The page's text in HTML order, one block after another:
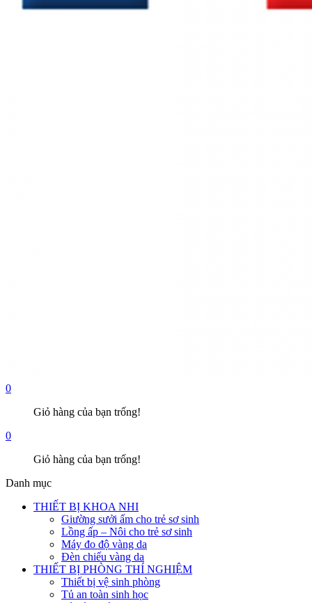
0
Giỏ hàng của bạn trống!
0
Giỏ hàng của bạn trống!
Danh mục
THIẾT BỊ KHOA NHI
Giường sưởi ấm cho trẻ sơ sinh
Lồng ấp – Nôi cho trẻ sơ sinh
Máy đo độ vàng da
Đèn chiếu vàng da
THIẾT BỊ PHÒNG THÍ NGHIỆM
Thiết bị vệ sinh phòng
Tủ an toàn sinh học